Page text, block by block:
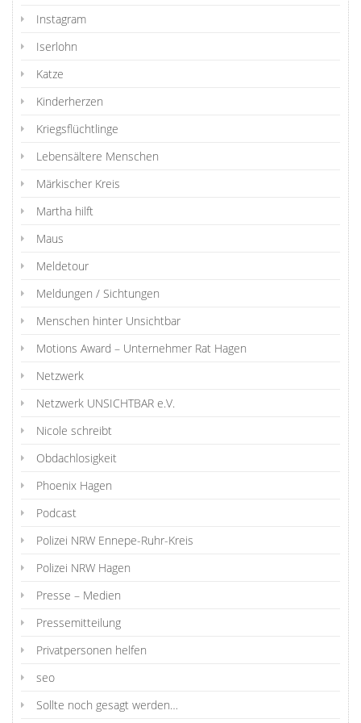
Instagram
Iserlohn
Katze
Kinderherzen
Kriegsflüchtlinge
Lebensältere Menschen
Märkischer Kreis
Martha hilft
Maus
Meldetour
Meldungen / Sichtungen
Menschen hinter Unsichtbar
Motions Award – Unternehmer Rat Hagen
Netzwerk
Netzwerk UNSICHTBAR e.V.
Nicole schreibt
Obdachlosigkeit
Phoenix Hagen
Podcast
Polizei NRW Ennepe-Ruhr-Kreis
Polizei NRW Hagen
Presse – Medien
Pressemitteilung
Privatpersonen helfen
seo
Sollte noch gesagt werden…